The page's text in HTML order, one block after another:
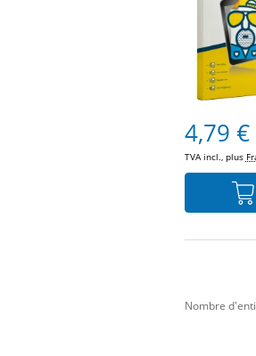
4,79 €
TVA incl., plus
Nombre